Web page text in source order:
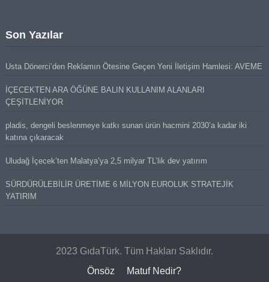
Son Yazılar
Usta Dönerci’den Reklamın Ötesine Geçen Yeni İletişim Hamlesi: AVEME
İÇECEKTEN ARA ÖĞÜNE BALIN KULLANIM ALANLARI
ÇEŞİTLENİYOR
pladis, dengeli beslenmeye katkı sunan ürün hacmini 2030’a kadar iki
katına çıkaracak
Uludağ İçecek’ten Malatya’ya 2,5 milyar TL’lik dev yatırım
SÜRDÜRÜLEBİLİR ÜRETİME 6 MİLYON EUROLUK STRATEJİK
YATIRIM
2023 GıdaTürk. Tüm Hakları Saklıdır.
Önsöz
Matuf Nedir?